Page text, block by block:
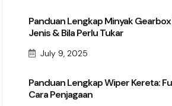
Panduan Lengkap Minyak
Jenis & Bila Perlu Tukar
July 9, 2025
Panduan Lengkap Wiper Kereta:
Cara Penjagaan